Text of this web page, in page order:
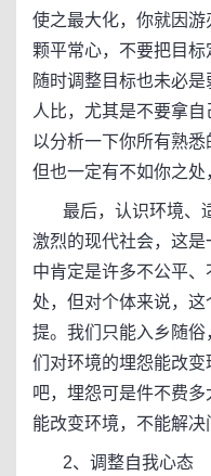
使之最大化，你就因
颗平常心，不要把目标
随时调整目标也未必
人比，尤其是不要拿
以分析一下你所有熟悉
但也一定有不如你之处
最后，认识环境、
激烈的现代社会，这
中肯定是许多不公平
处，但对个体来说，
提。我们只能入乡随
们对环境的埋怨能改
吧，埋怨可是件不费
能改变环境，不能解决
2、调整自我心态